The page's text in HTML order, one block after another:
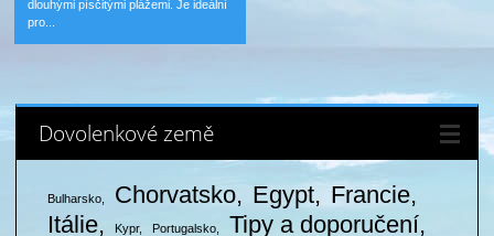
dlouhými písčitými plážemi. Je ideální
pro...
Dovolenkové země
Bulharsko Chorvatsko Egypt
Francie
Itálie
Kypr Portugalsko
Tipy a doporučení